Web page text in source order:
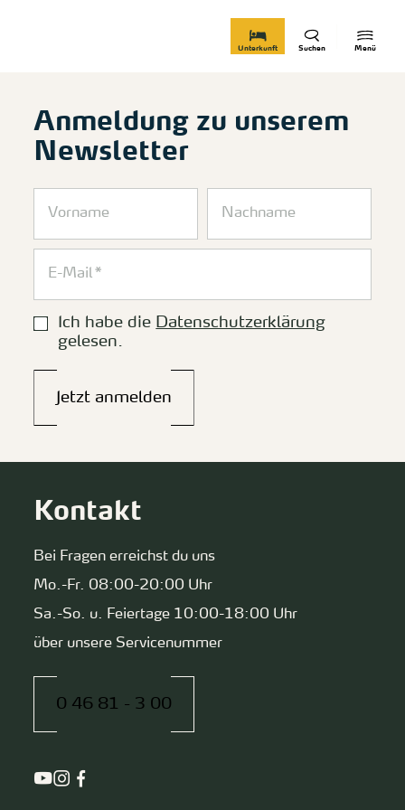
Menü
Suchen
Unterkunft
Anmeldung zu unserem
Newsletter
Ich habe die Datenschutzerklärung
gelesen.
Jetzt anmelden
Kontakt
Bei Fragen erreichst du uns
Mo.-Fr. 08:00-20:00 Uhr
Sa.-So. u. Feiertage 10:00-18:00 Uhr
über unsere Servicenummer
0 46 81 - 3 00